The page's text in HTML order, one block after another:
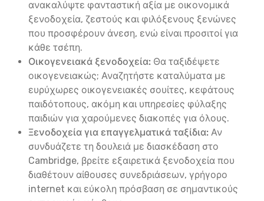
ανακαλύψτε φανταστική αξία με οικονομικά
ξενοδοχεία, ζεστούς και φιλόξενους ξενώνες
που προσφέρουν άνεση, ενώ είναι προσιτοί για
κάθε τσέπη.
Οικογενειακά ξενοδοχεία: Θα ταξιδέψετε
οικογενειακώς; Αναζητήστε καταλύματα με
ευρύχωρες οικογενειακές σουίτες, κεφάτους
παιδότοπους, ακόμη και υπηρεσίες φύλαξης
παιδιών για χαρούμενες διακοπές για όλους.
Ξενοδοχεία για επαγγελματικά ταξίδια: Αν
συνδυάζετε τη δουλειά με διασκέδαση στο
Cambridge, βρείτε εξαιρετικά ξενοδοχεία που
διαθέτουν αίθουσες συνεδριάσεων, γρήγορο
internet και εύκολη πρόσβαση σε σημαντικούς